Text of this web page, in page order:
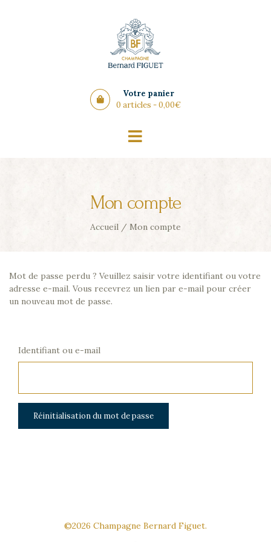
Votre panier
0 articles -0,00€
Accueil
Boutique
Contact
Mon
Cookies
Mon compte
Accueil / Mon compte
Mot de passe perdu ? Veuillez saisir votre identifiant ou votre
adresse e-mail. Vous recevrez un lien par e-mail pour créer
un nouveau mot de passe.
Identifiant ou e-mail
Réinitialisation du mot de passe
©2026 Champagne Bernard Figuet.